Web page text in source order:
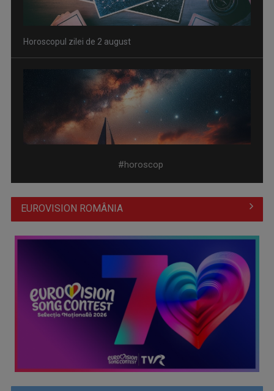
Horoscopul zilei de 1 august
Horoscopul zilei de 31 iulie
#horoscop
EUROVISION ROMÂNIA